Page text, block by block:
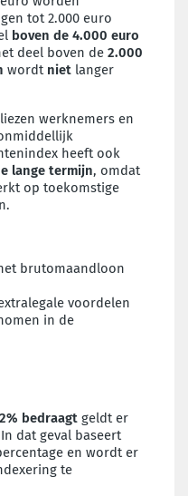
tot 2.000 euro
boven de 4.000 euro
deel boven de 2.000
wordt niet langer
werknemers en
heeft ook
lange termijn, omdat
op toekomstige
brutomaandloon
voordelen
in de
bedraagt geldt er
In dat geval baseert
en wordt er
te